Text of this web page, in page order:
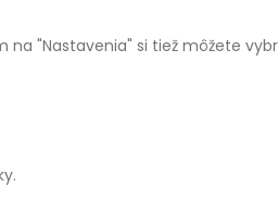
na "Nastavenia" si tiež môžete